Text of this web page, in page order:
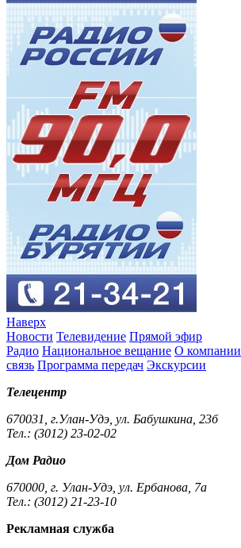
Наверх
Новости Телевидение Прямой эфир
Радио Национальное вещание О компании
связь Программа передач Экскурсии
Телецентр
670031, г.Улан-Удэ, ул. Бабушкина, 23б
Тел.: (3012) 23-02-02
Дом Радио
670000, г. Улан-Удэ, ул. Ербанова, 7а
Тел.: (3012) 21-23-10
Рекламная служба